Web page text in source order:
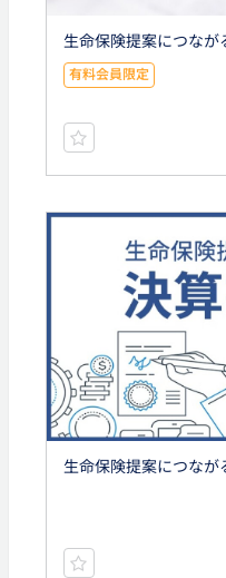
生命保険提案につなが
有料会員限定
生命保険提案につなが